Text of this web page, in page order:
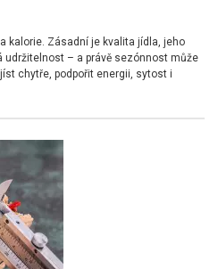
kalorie. Zásadní je kvalita jídla, jeho
udržitelnost – a právě sezónnost může
chytře, podpořit energii, sytost i